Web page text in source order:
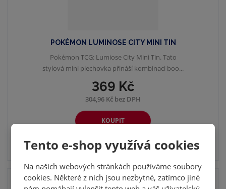
Tento e-shop využívá cookies
Na našich webových stránkách používáme soubory
cookies. Některé z nich jsou nezbytné, zatímco jiné
POKÉMON LUMINOSE CITY MINI TIN
369 Kč
304,96 Kč bez DPH
KOUPIT
SKLADEM
Pokémon TCG: Lumiose City Mini Tin. Tato
stylová mini plechovka přináší kombinaci boo...